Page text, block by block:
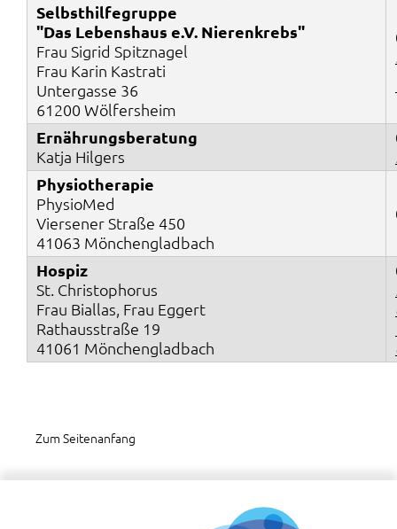
Selbsthilfegruppe
"Das Lebenshaus e.V. Nierenkrebs"
Frau Sigrid Spitznagel
Frau Karin Kastrati
Untergasse 36
61200 Wölfersheim
Ernährungsberatung
Katja Hilgers
Physiotherapie
PhysioMed
Viersener Straße 450
41063 Mönchengladbach
Hospiz
St. Christophorus
Frau Biallas, Frau Eggert
Rathausstraße 19
41061 Mönchengladbach
Zum Seitenanfang